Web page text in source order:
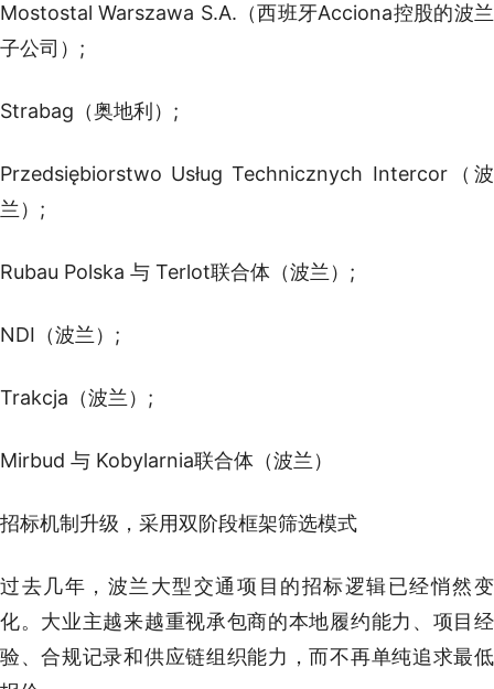
Mostostal Warszawa S.A.（西班牙Acciona控股的波兰
子公司）;
Strabag（奥地利）;
Przedsiębiorstwo Usług Technicznych Intercor（波
兰）;
Rubau Polska 与 Terlot联合体（波兰）;
NDI（波兰）;
Trakcja（波兰）;
Mirbud 与 Kobylarnia联合体（波兰）
招标机制升级，采用双阶段框架筛选模式
过去几年，波兰大型交通项目的招标逻辑已经悄然变
化。大业主越来越重视承包商的本地履约能力、项目经
验、合规记录和供应链组织能力，而不再单纯追求最低